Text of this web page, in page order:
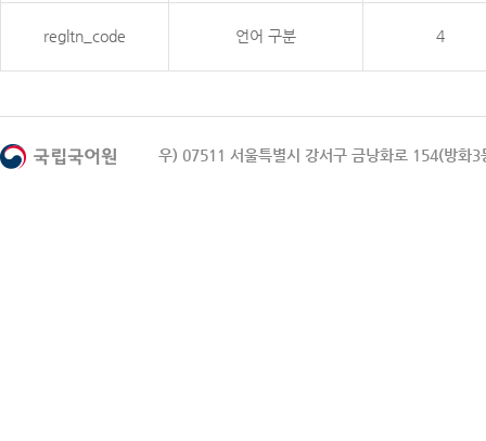
regltn_code 언어 구분 4
우) 07511 서울특별시 강서구 금낭화로 154(방화3